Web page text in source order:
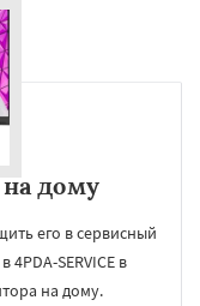
дому
его в сервисный
SERVICE в
на дому.